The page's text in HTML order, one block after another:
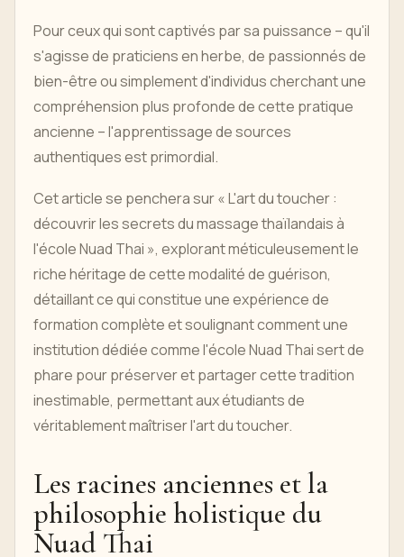
Pour ceux qui sont captivés par sa puissance – qu'il
s'agisse de praticiens en herbe, de passionnés de
bien-être ou simplement d'individus cherchant une
compréhension plus profonde de cette pratique
ancienne – l'apprentissage de sources
authentiques est primordial.
Cet article se penchera sur « L'art du toucher :
découvrir les secrets du massage thaïlandais à
l'école Nuad Thai », explorant méticuleusement le
riche héritage de cette modalité de guérison,
détaillant ce qui constitue une expérience de
formation complète et soulignant comment une
institution dédiée comme l'école Nuad Thai sert de
phare pour préserver et partager cette tradition
inestimable, permettant aux étudiants de
véritablement maîtriser l'art du toucher.
Les racines anciennes et la
philosophie holistique du
Nuad Thai